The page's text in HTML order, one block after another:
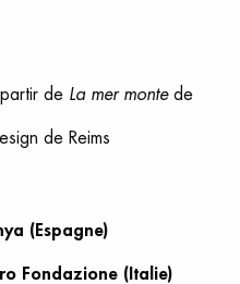
de La mer montede
de Reims
(Espagne)
Fondazione (Italie)